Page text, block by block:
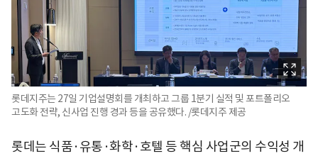
롯데지주는 27일 기업설명회를 개최하고 그룹 1분기 실적 및 포트폴리오
고도화 전략, 신사업 진행 경과 등을 공유했다. /롯데지주 제공
롯데는 식품·유통·화학·호텔 등 핵심 사업군의 수익성 개